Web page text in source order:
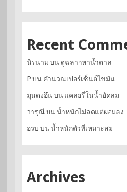
Recent
นิรนาม บน ดูฉลากหาน้ำตาล
P บน คำนวณเปอร์เซ็นต์ไขมัน
มุนดงอึน บน แคลอรี่ในน้ำอัดลม
วารุณีบน น้ำหนักไม่ลดแต่ผอมลง
อวบ บน น้ำหนักตัวที่เหมาะสม
Archives